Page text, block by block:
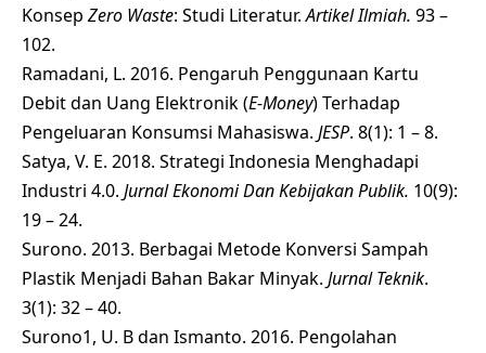
Konsep Zero Waste: Studi Literatur.Artikel Ilmiah. 93 –
102.
Ramadani, L. 2016. Pengaruh Penggunaan Kartu
Debit dan Uang Elektronik (E-Money) Terhadap
Pengeluaran Konsumsi Mahasiswa. JESP. 8(1): 1 – 8.
Satya, V. E. 2018. Strategi Indonesia Menghadapi
Industri 4.0. Jurnal Ekonomi Dan Kebijakan Publik. 10(9):
19 – 24.
Surono. 2013. Berbagai Metode Konversi Sampah
Plastik Menjadi Bahan Bakar Minyak. Jurnal Teknik.
3(1): 32 – 40.
Surono1, U. B dan Ismanto. 2016. Pengolahan